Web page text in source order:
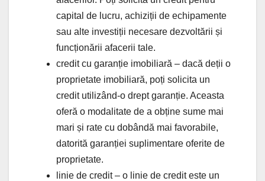
capital de lucru, achiziții de echipamente
sau alte investiții necesare dezvoltării și
funcționării afacerii tale.
credit cu garanție imobiliară – dacă deții o
proprietate imobiliară, poți solicita un
credit utilizând-o drept garanție. Aceasta
oferă o modalitate de a obține sume mai
mari și rate cu dobândă mai favorabile,
datorită garanției suplimentare oferite de
proprietate.
linie de credit – o linie de credit este un